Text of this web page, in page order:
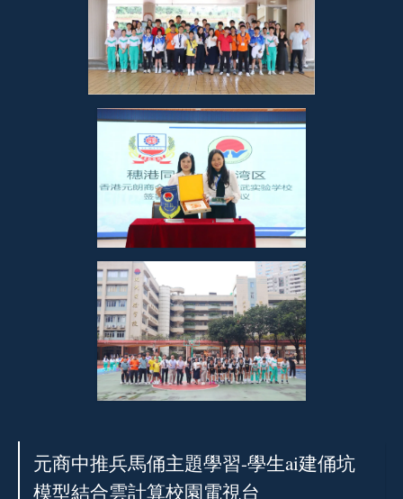
元商中推兵馬俑主題學習-學生ai建俑坑
模型結合雲計算校園電視台